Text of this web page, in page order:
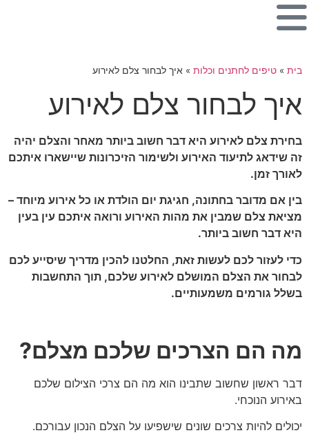
בית » טיפים לחתנים וכלות » איך לבחור צלם לאירוע
איך לבחור צלם לאירוע
בחירת צלם לאירוע היא דבר חשוב ביותר מאחר והצלם יהיה
זה שידאג לתיעוד האירוע ולשימור הזיכרונות שיישארו איתכם
לאורך זמן.
בין אם מדובר בחתונה, חגיגת יום הולדת או כל אירוע מיוחד –
מציאת צלם שמבין את מהות האירוע ורואה איתכם עין בעין
היא דבר חשוב ביותר.
כדי לעזור לכם לעשות זאת, החלטנו להכין מדריך שיסייע לכם
לבחור את הצלם המושלם לאירוע שלכם, תוך התחשבות
בשלל גורמים משמעותיים.
מה הם הצרכים שלכם מצלם?
דבר ראשון שחשוב שתבינו הוא מה הם צרכי הצילום שלכם
באירוע הנוכחי.
יכולים להיות צרכים שונים שישפיעו על הצלם הנכון עבורכם.